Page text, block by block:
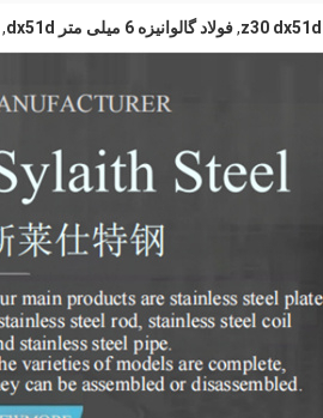
,فولاد گالوانیزه 6 میلی متر dx51d ,